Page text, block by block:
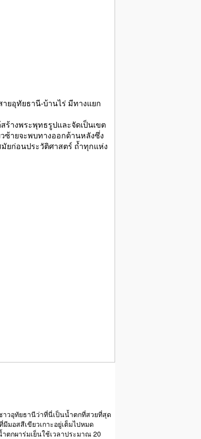
ยอุทัยธานี-บ้านไร่ มีทางแยก
ร้างพระพุทธรูปและจัดเป็นเขต
ซ้ายจะพบทางออกด้านหลังซึ่ง
ยก่อนประวัติศาสตร์ ถ้ำทุกแห่ง
าวอุทัยธานีว่าที่นี่เป็นน้ำตกที่สวยที่สุด
มอสสีเขียวเกาะอยู่เต็มไปหมด
ตกผาร่มเย็นใช้เวลาประมาณ 20